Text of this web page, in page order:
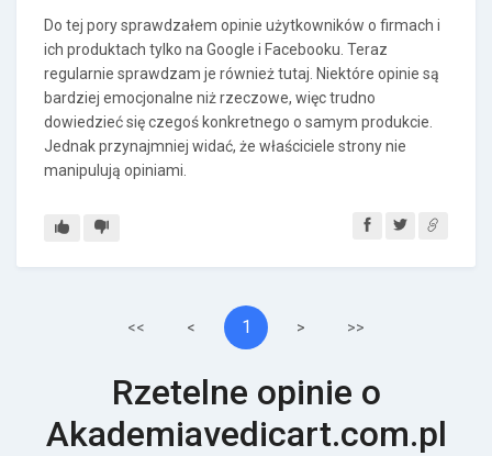
Do tej pory sprawdzałem opinie użytkowników o firmach i
ich produktach tylko na Google i Facebooku. Teraz
regularnie sprawdzam je również tutaj. Niektóre opinie są
bardziej emocjonalne niż rzeczowe, więc trudno
dowiedzieć się czegoś konkretnego o samym produkcie.
Jednak przynajmniej widać, że właściciele strony nie
manipulują opiniami.
<< < 1 > >>
Rzetelne opinie o
Akademiavedicart.com.pl